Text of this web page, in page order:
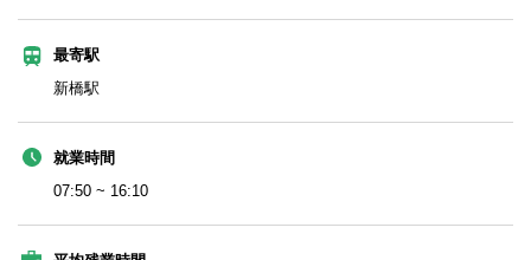
最寄駅
新橋駅
就業時間
07:50 ~ 16:10